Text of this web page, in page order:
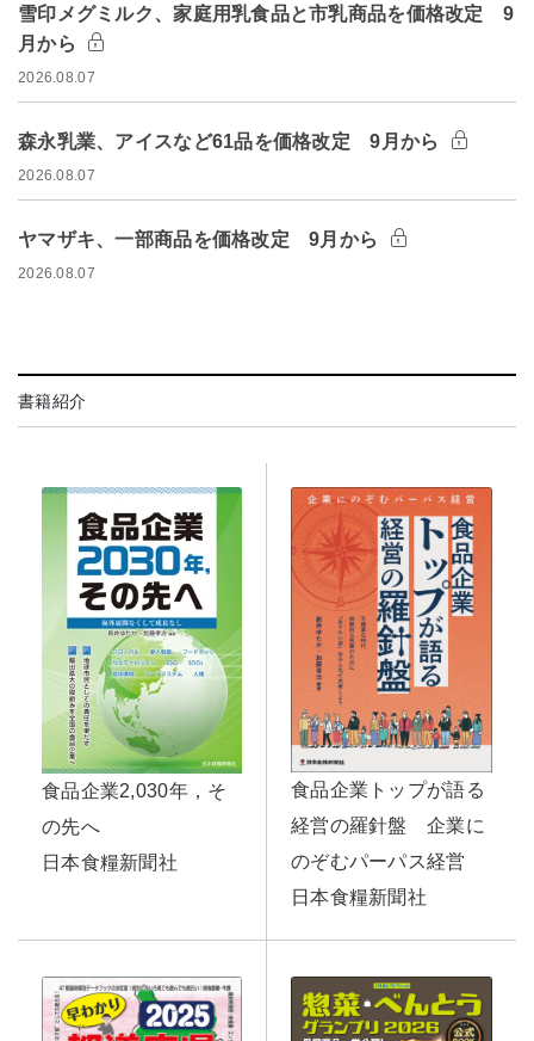
雪印メグミルク、家庭用乳食品と市乳商品を価格改定 9
月から
2026.08.07
森永乳業、アイスなど61品を価格改定 9月から
2026.08.07
ヤマザキ、一部商品を価格改定 9月から
2026.08.07
書籍紹介
食品企業2,030年，そ
の先へ
日本食糧新聞社
食品企業トップが語る
経営の羅針盤 企業に
のぞむパーパス経営
日本食糧新聞社